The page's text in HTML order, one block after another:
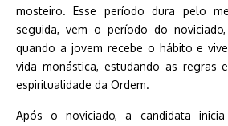
mosteiro. Esse período dura pelo
seguida, vem o período do
quando a jovem recebe o hábito e
vida monástica, estudando as regras
espiritualidade da Ordem.
Após o noviciado, a candidata